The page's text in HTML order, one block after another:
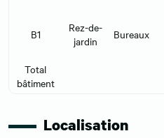
B1
Rez-de-
jardin
Bureaux
Total
bâtiment
Localisation